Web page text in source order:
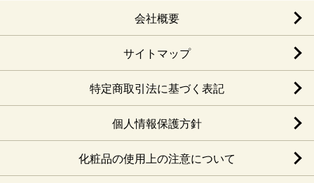
会社概要
サイトマップ
特定商取引法に基づく表記
個人情報保護方針
化粧品の使用上の注意について